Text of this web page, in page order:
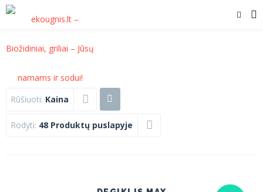
Rūšiuoti: Kaina
Rodyti: 48 Produktų puslapyje